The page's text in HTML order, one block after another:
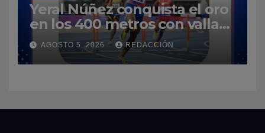
Yeral Núñez conquista el oro
en los 400 metros con vallas
y enaltece a República
Dominicana
AGOSTO 5, 2026 REDACCIÓN